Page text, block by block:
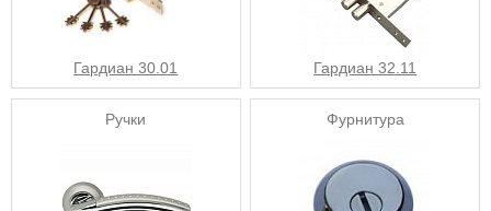
Гардиан 30.01 Гардиан 32.11
Ручки Фурнитура